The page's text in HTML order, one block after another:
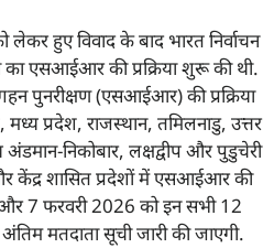
हुए विवाद के बाद भारत निर्वाचन
एसआईआर की प्रक्रिया शुरू की थी.
पुनरीक्षण (एसआईआर) की प्रक्रिया
प्रदेश, राजस्थान, तमिलनाडु, उत्तर
निकोबार, लक्षद्वीप और पुडुचेरी
केंद्र शासित प्रदेशों में एसआईआर की
7 फरवरी 2026 को इन सभी 12
मतदाता सूची जारी की जाएगी.